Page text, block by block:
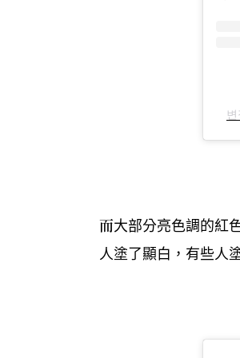
而大部分亮色調的紅
人塗了顯白 ， 有些人